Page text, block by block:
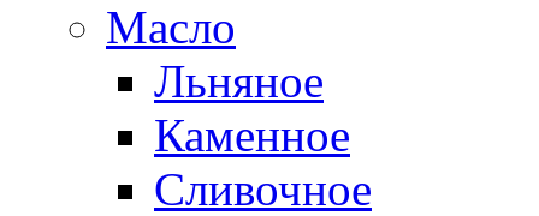
Масло
Льняное
Каменное
Сливочное